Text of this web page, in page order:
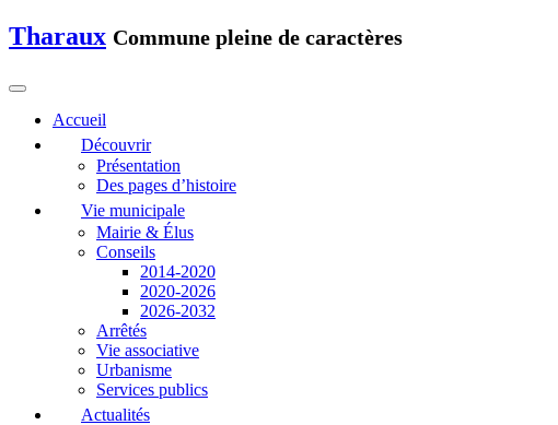
Tharaux Commune pleine de caractères
Accueil
Découvrir
Présentation
Des pages d’histoire
Vie municipale
Mairie & Élus
Conseils
2014-2020
2020-2026
2026-2032
Arrêtés
Vie associative
Urbanisme
Services publics
Actualités